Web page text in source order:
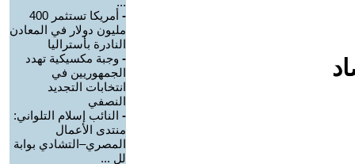
-
أمريكا تستثمر 400
مليون دولار في المعادن
النادرة بأستراليا
- وجبة مكسيكية تهدد
الجمهوريين في
انتخابات التجديد
النصفي
- النائب إسلام التلواني:
منتدى الأعمال
المصري–التشادي بوابة
لل ...